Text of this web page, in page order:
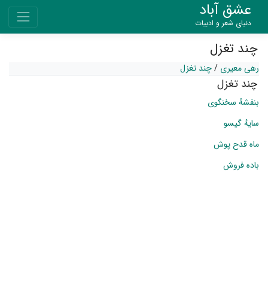
عشق آباد
دنیای شعر و ادبیات
چند تغزل
رهی معیری /چند تغزل
چند تغزل
بنفشهٔ سخنگوی
سایهٔ گیسو
ماه قدح پوش
باده فروش